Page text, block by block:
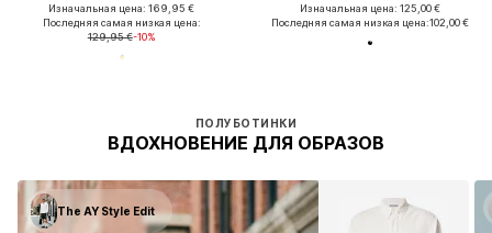
Изначальная цена: 169,95 €
Последняя самая низкая цена:
129,95 €-10%
Изначальная цена: 125,00 €
Последняя самая низкая цена:102,00 €
ПОЛУБОТИНКИ
ВДОХНОВЕНИЕ ДЛЯ ОБРАЗОВ
The AY Style Edit